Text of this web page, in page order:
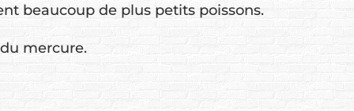
beaucoup de plus petits poissons.
mercure.